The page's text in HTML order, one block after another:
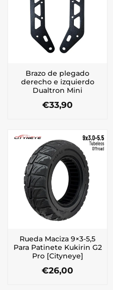
Brazo de plegado
derecho e izquierdo
Dualtron Mini
€33,90
Rueda Maciza 9×3-5,5
Para Patinete Kukirin G2
Pro [Cityneye]
€26,00